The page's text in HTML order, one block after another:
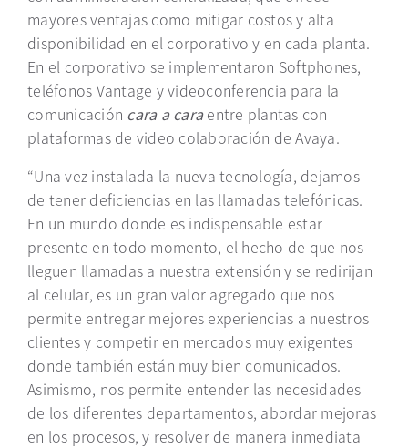
mayores ventajas como mitigar costos y alta
disponibilidad en el corporativo y en cada planta.
En el corporativo se implementaron Softphones,
teléfonos Vantage y videoconferencia para la
comunicación cara a caraentre plantas con
plataformas de video colaboración de Avaya.
“Una vez instalada la nueva tecnología, dejamos
de tener deficiencias en las llamadas telefónicas.
En un mundo donde es indispensable estar
presente en todo momento, el hecho de que nos
lleguen llamadas a nuestra extensión y se redirijan
al celular, es un gran valor agregado que nos
permite entregar mejores experiencias a nuestros
clientes y competir en mercados muy exigentes
donde también están muy bien comunicados.
Asimismo, nos permite entender las necesidades
de los diferentes departamentos, abordar mejoras
en los procesos, y resolver de manera inmediata